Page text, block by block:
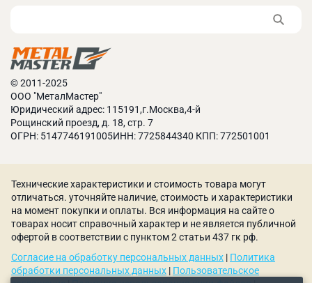
Перпендикулярность пильного полотна
обеспечивается за счет направляющих с
твердосплавными пластинами. Вылет можно
© 2011-2025
ООО "МеталМастер"
Юридический адрес: 115191,г.Москва,4-й
Рощинский проезд, д. 18, стр. 7
ОГРН: 5147746191005ИНН: 7725844340 КПП: 772501001
Технические характеристики и стоимость товара могут
отличаться. уточняйте наличие, стоимость и характеристики
на момент покупки и оплаты. Вся информация на сайте о
товарах носит справочный характер и не является публичной
офертой в соответствии с пунктом 2 статьи 437 гк рф.
Согласие на обработку персональных данных | Политика
обработки персональных данных | Пользовательское